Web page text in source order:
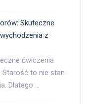
Skuteczne
z
ćwiczenia
to nie stan
Dlatego …